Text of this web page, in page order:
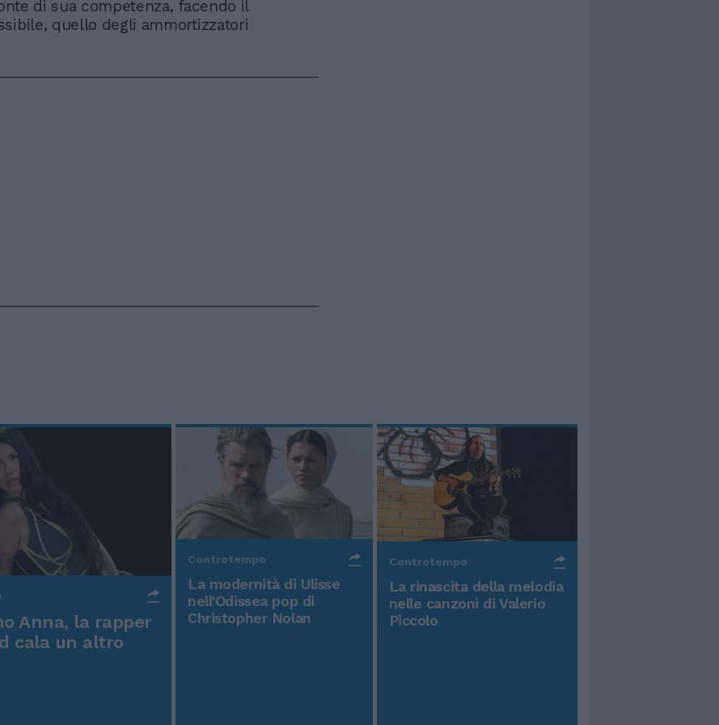
di sua competenza, facendo il
quello degli ammortizzatori
Anna, la rapper
cala un altro
Controtempo
La modernità di Ulisse
nell'Odissea pop di
Christopher Nolan
Controtempo
La rinascita della melodia
nelle canzoni di Valerio
Piccolo